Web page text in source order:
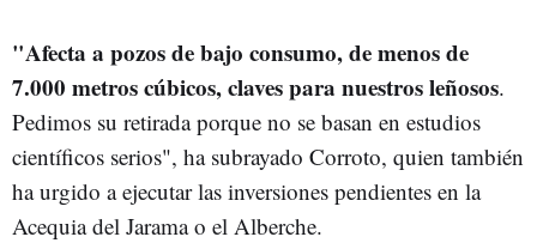
"Afecta a pozos de bajo consumo, de menos de
7.000 metros cúbicos, claves para nuestros leñosos.
Pedimos su retirada porque no se basan en estudios
científicos serios", ha subrayado Corroto, quien también
ha urgido a ejecutar las inversiones pendientes en la
Acequia del Jarama o el Alberche.